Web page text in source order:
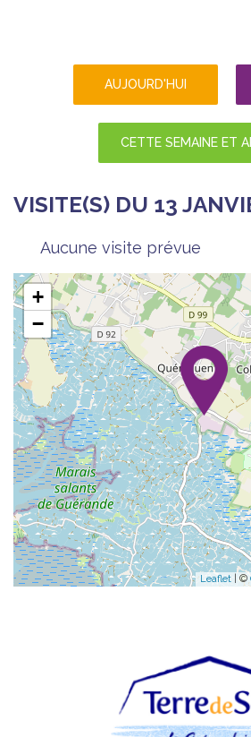
AUJOURD'HUI
CETTE SEMAINE ET
VISITE(S) DU 13
Aucune visite prévue
+
−
Leaflet | ©